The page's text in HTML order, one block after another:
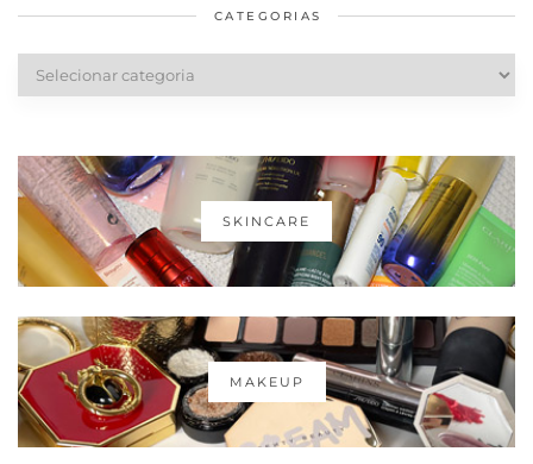
CATEGORIAS
Categorias
SKINCARE
MAKEUP